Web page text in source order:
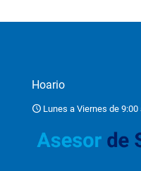
Hoario
Lunes a Viernes de